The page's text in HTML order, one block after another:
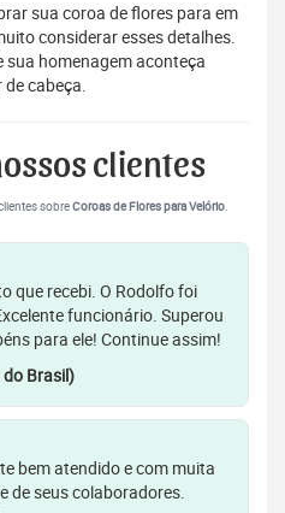
sua coroa de flores para em
considerar esses detalhes.
sua homenagem aconteça
cabeça.
clientes
sobreCoroas de Flores para Velório.
que recebi. O Rodolfo foi
funcionário. Superou
para ele! Continue assim!
Brasil)
bem atendido e com muita
de seus colaboradores.